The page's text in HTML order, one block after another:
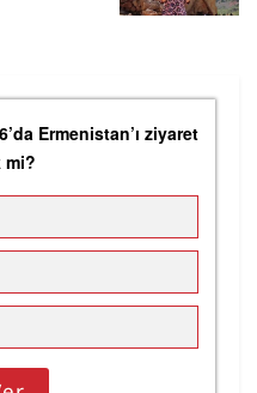
Ermenistan’ı ziyaret
mi?